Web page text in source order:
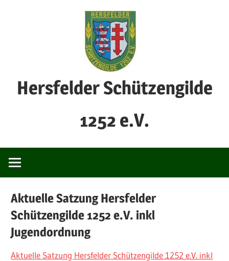
Hersfelder Schützengilde
1252 e.V.
Aktuelle Satzung Hersfelder
Schützengilde 1252 e.V. inkl
Jugendordnung
Aktuelle Satzung Hersfelder Schützengilde 1252 e.V. inkl